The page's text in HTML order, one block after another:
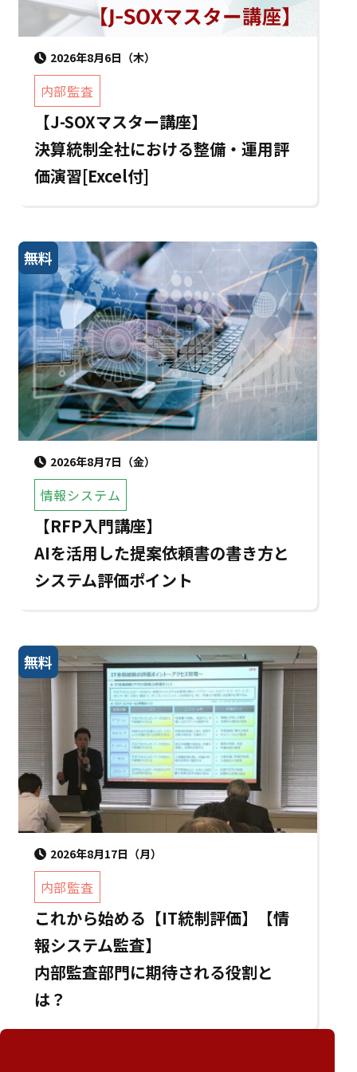
2026年8月6日（木）
内部監査
【J-SOXマスター講座】
決算統制全社における整備・運用評
価演習[Excel付]
無料
2026年8月7日（金）
情報システム
【RFP入門講座】
AIを活用した提案依頼書の書き方と
システム評価ポイント
無料
2026年8月17日（月）
内部監査
これから始める【IT統制評価】【情
報システム監査】
内部監査部門に期待される役割と
は？